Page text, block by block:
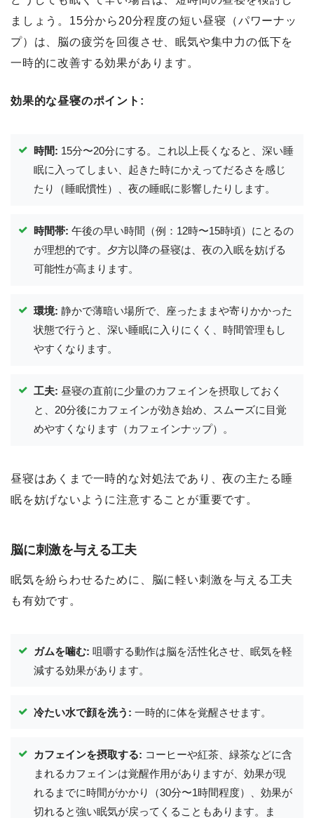
ましょう。15分から20分程度の短い昼寝（パワーナッ
プ）は、脳の疲労を回復させ、眠気や集中力の低下を
一時的に改善する効果があります。
効果的な昼寝のポイント:
時間: 15分〜20分にする。これ以上長くなると、深い睡
眠に入ってしまい、起きた時にかえってだるさを感じ
たり（睡眠慣性）、夜の睡眠に影響したりします。
時間帯: 午後の早い時間（例：12時〜15時頃）にとるの
が理想的です。夕方以降の昼寝は、夜の入眠を妨げる
可能性が高まります。
環境: 静かで薄暗い場所で、座ったままや寄りかかった
状態で行うと、深い睡眠に入りにくく、時間管理もし
やすくなります。
工夫: 昼寝の直前に少量のカフェインを摂取しておく
と、20分後にカフェインが効き始め、スムーズに目覚
めやすくなります（カフェインナップ）。
昼寝はあくまで一時的な対処法であり、夜の主たる睡
眠を妨げないように注意することが重要です。
脳に刺激を与える工夫
眠気を紛らわせるために、脳に軽い刺激を与える工夫
も有効です。
ガムを噛む: 咀嚼する動作は脳を活性化させ、眠気を軽
減する効果があります。
冷たい水で顔を洗う: 一時的に体を覚醒させます。
カフェインを摂取する: コーヒーや紅茶、緑茶などに含
まれるカフェインは覚醒作用がありますが、効果が現
れるまでに時間がかかり（30分〜1時間程度）、効果が
切れると強い眠気が戻ってくることもあります。ま